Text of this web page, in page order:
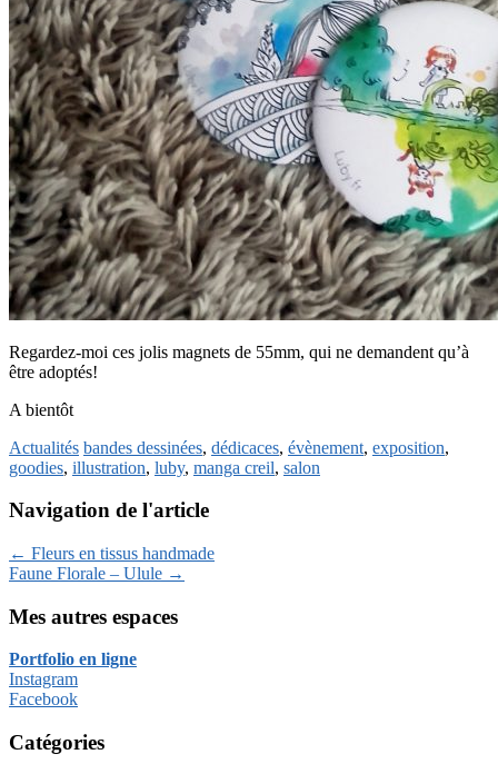
Regardez-moi ces jolis magnets de 55mm, qui ne demandent qu’à
être adoptés!
A bientôt
Actualités bandes dessinées, dédicaces, évènement, exposition,
goodies, illustration, luby, manga creil, salon
Navigation de l'article
← Fleurs en tissus handmade
Faune Florale – Ulule →
Mes autres espaces
Portfolio en ligne
Instagram
Facebook
Catégories